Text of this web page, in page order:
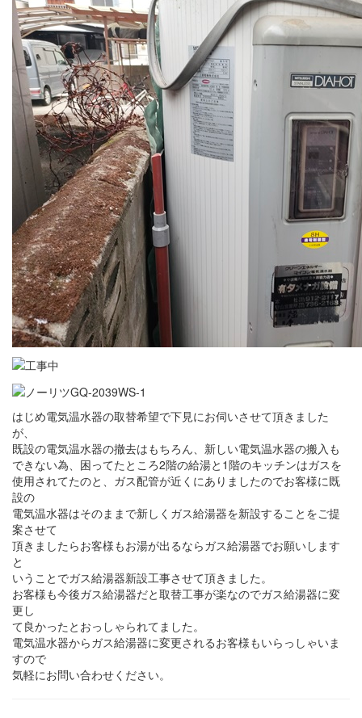
はじめ電気温水器の取替希望で下見にお伺いさせて頂きました
が、
既設の電気温水器の撤去はもちろん、新しい電気温水器の搬入も
できない為、困ってたところ2階の給湯と1階のキッチンはガスを
使用されてたのと、ガス配管が近くにありましたのでお客様に既
設の
電気温水器はそのままで新しくガス給湯器を新設することをご提
案させて
頂きましたらお客様もお湯が出るならガス給湯器でお願いします
と
いうことでガス給湯器新設工事させて頂きました。
お客様も今後ガス給湯器だと取替工事が楽なのでガス給湯器に変
更し
て良かったとおっしゃられてました。
電気温水器からガス給湯器に変更されるお客様もいらっしゃいま
すので
気軽にお問い合わせください。